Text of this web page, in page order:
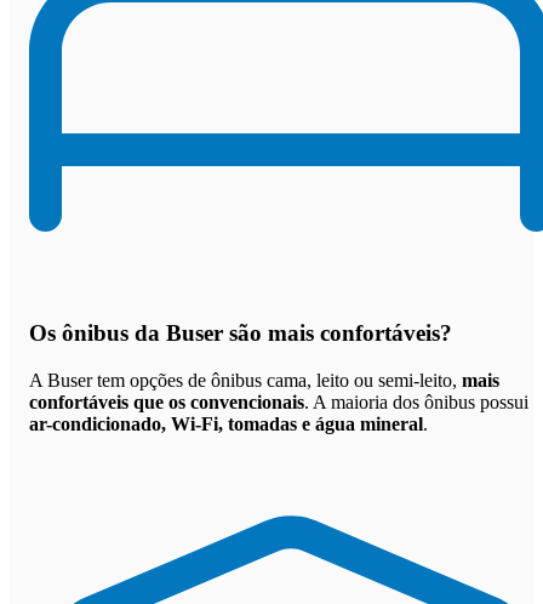
Os ônibus da Buser são mais confortáveis?
A Buser tem opções de ônibus cama, leito ou semi-leito, mais
confortáveis que os convencionais. A maioria dos ônibus possui
ar-condicionado, Wi-Fi, tomadas e água mineral.